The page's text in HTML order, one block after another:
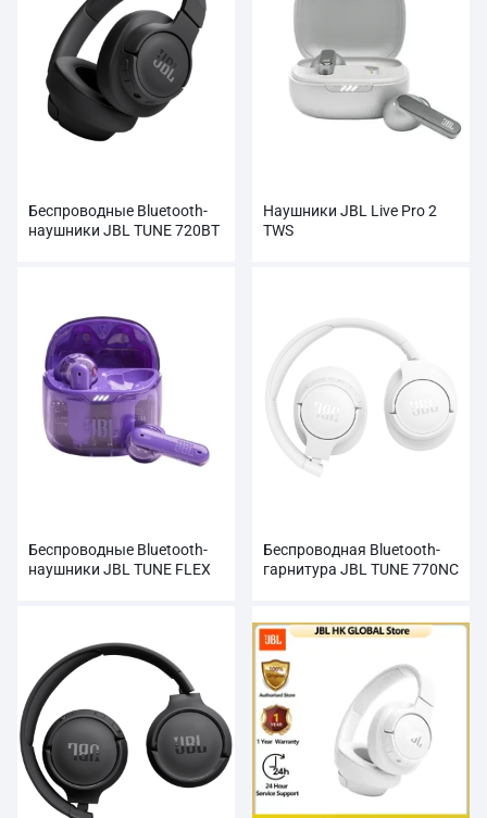
Беспроводные Bluetooth-
наушники JBL TUNE 720BT
Наушники JBL Live Pro 2
TWS
Беспроводные Bluetooth-
наушники JBL TUNE FLEX
Беспроводная Bluetooth-
гарнитура JBL TUNE 770NC